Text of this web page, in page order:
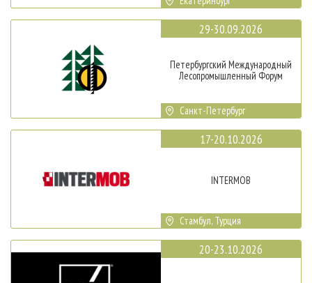
29-30.09.2026
Петербургский Международный
Лесопромышленный Форум
Санкт-Петербург
17-20.10.2026
INTERMOB
Стамбул, Турция
20-23.10.2026